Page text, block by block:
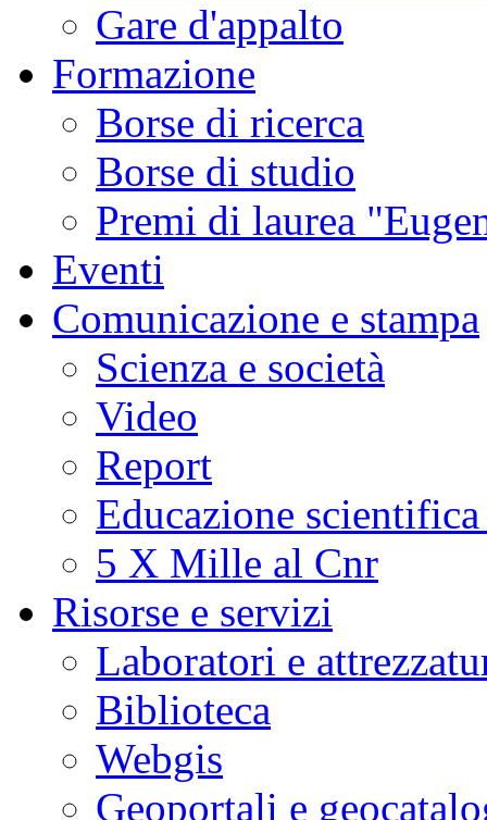
Gare d'appalto
Formazione
Borse di ricerca
Borse di studio
Premi di laurea
Eventi
Comunicazione e stampa
Scienza e società
Video
Report
Educazione
5 X Mille al Cnr
Risorse e servizi
Laboratori e
Biblioteca
Webgis
Geoportali e